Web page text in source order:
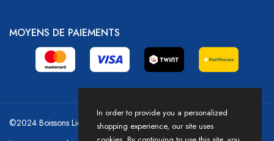
MOYENS DE PAIEMENTS
©2024 Boissons Liechti - GoDrink Group / Powered by HICASS
In order to provide you a personalized
shopping experience, our site uses